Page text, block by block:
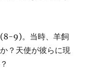
(8-9)。当時、羊飼
？天使が彼らに現